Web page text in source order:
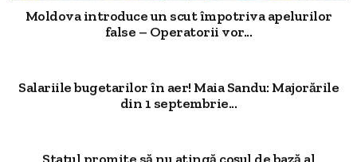
Moldova introduce un scut împotriva apelurilor
false – Operatorii vor...
Salariile bugetarilor în aer! Maia Sandu: Majorările
din 1 septembrie...